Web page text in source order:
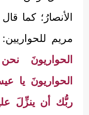
الأنصارُ؛ كما
مريم للحواريين:
الحواريونَ
الحواريونَ يا
ربُّك أن ينزِّلَ